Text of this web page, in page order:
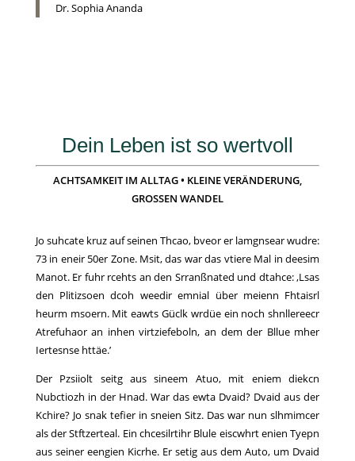
Dr. Sophia Ananda
Dein Leben ist so wertvoll
ACHTSAMKEIT IM ALLTAG • KLEINE VERÄNDERUNG,
GROSSEN WANDEL
Jo suhcate kruz auf seinen Thcao, bveor er lamgnsear wudre:
73 in eneir 50er Zone. Msit, das war das vtiere Mal in deesim
Manot. Er fuhr rcehts an den Srranßnated und dtahce: ‚Lsas
den Plitizsoen dcoh weedir emnial über meienn Fhtaisrl
heurm msoern. Mit eawts Güclk wrdüe ein noch shnllereecr
Atrefuhaor an inhen virtziefeboln, an dem der Bllue mher
Iertesnse httäe.’
Der Pzsiiolt seitg aus sineem Atuo, mit eniem diekcn
Nubctiozh in der Hnad. War das ewta Dvaid? Dvaid aus der
Kchire? Jo snak tefier in sneien Sitz. Das war nun slhmimcer
als der Stftzerteal. Ein chcesilrtihr Blule eiscwhrt enien Tyepn
aus seiner eengien Kicrhe. Er setig aus dem Auto, um Dvaid